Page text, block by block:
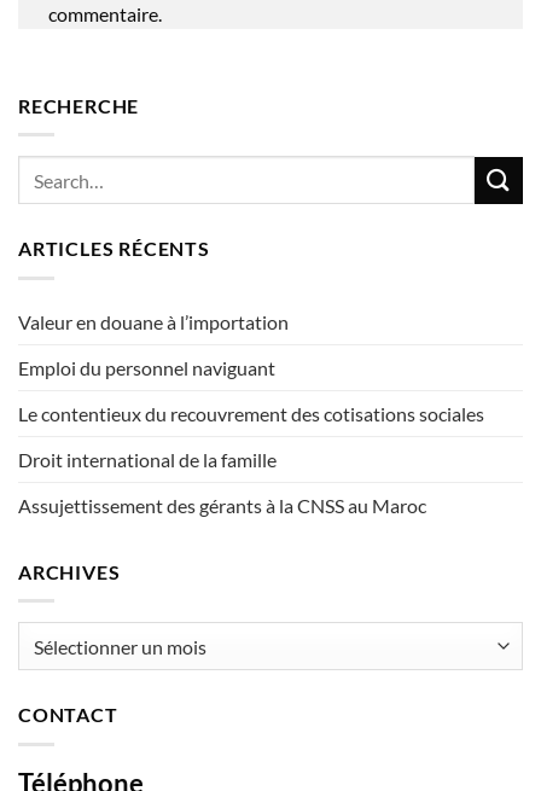
commentaire.
RECHERCHE
ARTICLES RÉCENTS
Valeur en douane à l’importation
Emploi du personnel naviguant
Le contentieux du recouvrement des cotisations sociales
Droit international de la famille
Assujettissement des gérants à la CNSS au Maroc
ARCHIVES
CONTACT
Téléphone